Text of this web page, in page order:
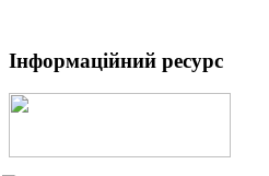
Інформаційний ресурс